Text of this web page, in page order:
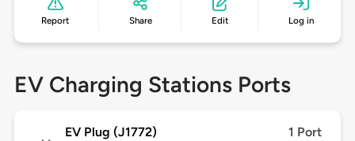
Report Share Edit Log in
EV Charging Stations Ports
EV Plug (J1772) 1 Port